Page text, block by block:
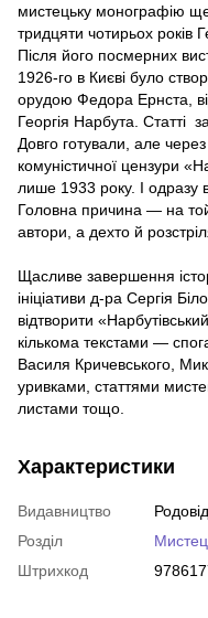
мистецьку монографію
тридцяти чотирьох років
Після його посмерних
1926-го в Києві було
орудою Федора Ернста,
Георгія Нарбута. Статті
Довго готували, але
комуністичної цензури
лише 1933 року. І одразу
Головна причина — на
автори, а дехто й
Щасливе завершення
ініціативи д-ра Сергія
відтворити
кількома текстами —
Василя Кричевського,
уривками, статтями
листами тощо.
Характеристики
Видавництво
Родовід
Розділ
Штрихкод